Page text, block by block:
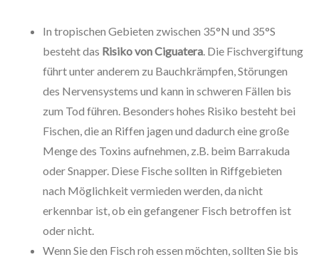
In tropischen Gebieten zwischen 35°N und 35°S
besteht das Risiko von Ciguatera. Die Fischvergiftung
führt unter anderem zu Bauchkrämpfen, Störungen
des Nervensystems und kann in schweren Fällen bis
zum Tod führen. Besonders hohes Risiko besteht bei
Fischen, die an Riffen jagen und dadurch eine große
Menge des Toxins aufnehmen, z.B. beim Barrakuda
oder Snapper. Diese Fische sollten in Riffgebieten
nach Möglichkeit vermieden werden, da nicht
erkennbar ist, ob ein gefangener Fisch betroffen ist
oder nicht.
Wenn Sie den Fisch roh essen möchten, sollten Sie bis